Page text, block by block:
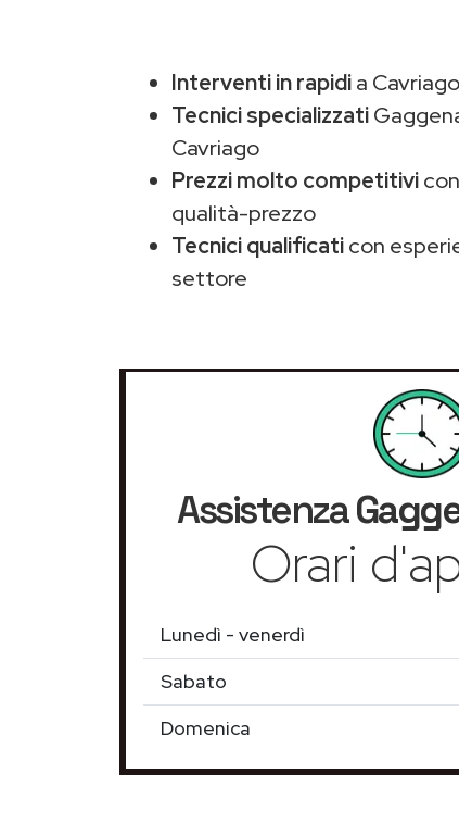
Interventi in rapidia
Tecnici specializzati
Cavriago
Prezzi molto competitivi
qualità-prezzo
Tecnici qualificaticon
settore
Assistenza
Orari
Lunedì - venerdì
Sabato
Domenica